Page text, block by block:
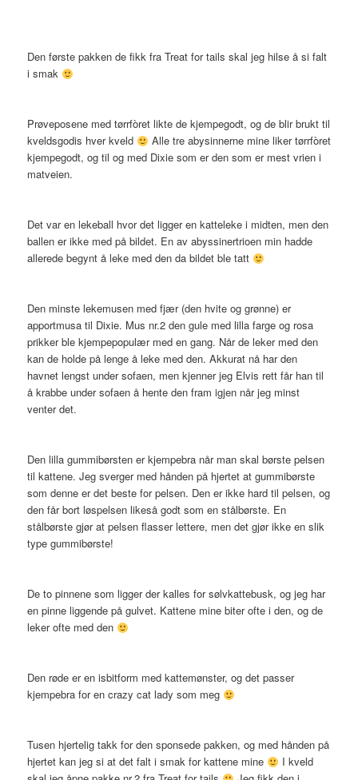
Den første pakken de fikk fra Treat for tails skal jeg hilse å si falt
i smak
Prøveposene med tørrfòret likte de kjempegodt, og de blir brukt til
kveldsgodis hver kveld
Alle tre abysinnerne mine liker tørrfòret
kjempegodt, og til og med Dixie som er den som er mest vrien i
matveien.
Det var en lekeball hvor det ligger en katteleke i midten, men den
ballen er ikke med på bildet. En av abyssinertrioen min hadde
allerede begynt å leke med den da bildet ble tatt
Den minste lekemusen med fjær (den hvite og grønne) er
apportmusa til Dixie. Mus nr.2 den gule med lilla farge og rosa
prikker ble kjempepopulær med en gang. Når de leker med den
kan de holde på lenge å leke med den. Akkurat nå har den
havnet lengst under sofaen, men kjenner jeg Elvis rett får han til
å krabbe under sofaen å hente den fram igjen når jeg minst
venter det.
Den lilla gummibørsten er kjempebra når man skal børste pelsen
til kattene. Jeg sverger med hånden på hjertet at gummibørste
som denne er det beste for pelsen. Den er ikke hard til pelsen, og
den får bort løspelsen likeså godt som en stålbørste. En
stålbørste gjør at pelsen flasser lettere, men det gjør ikke en slik
type gummibørste!
De to pinnene som ligger der kalles for sølvkattebusk, og jeg har
en pinne liggende på gulvet. Kattene mine biter ofte i den, og de
leker ofte med den
Den røde er en isbitform med kattemønster, og det passer
kjempebra for en crazy cat lady som meg
Tusen hjertelig takk for den sponsede pakken, og med hånden på
hjertet kan jeg si at det falt i smak for kattene mine
I kveld